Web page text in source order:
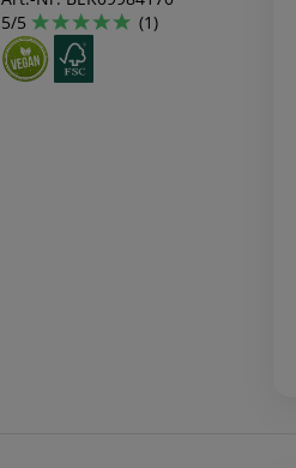
5/5
(1)